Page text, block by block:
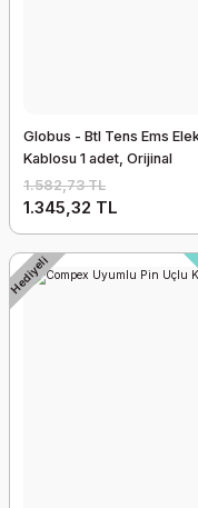
Globus - Btl Tens Ems
Kablosu 1 adet, Orijinal
1.582,73 TL
1.345,32 TL
Hediyeli